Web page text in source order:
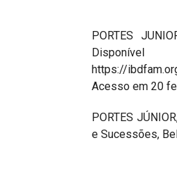
PORTES
https://
Acesso em 20
PORTES
e Sucessões,